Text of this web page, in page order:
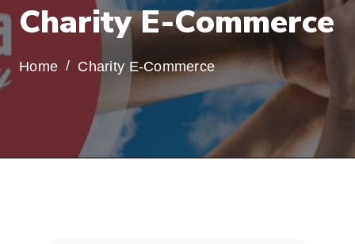
Charity E-Commerce
Home Charity E-Commerce